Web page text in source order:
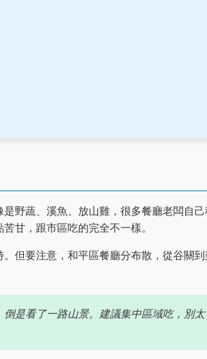
野蔬、溪魚、放山雞，很多餐廳老闆自
甘，跟市區吃的完全不一樣。
但要注意，和平區餐廳分布散，從谷關
是看了一路山景。建議集中區域吃，別太